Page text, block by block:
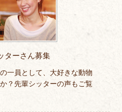
ターさん募集
一員として、大好きな動物
？先輩シッターの声もご覧